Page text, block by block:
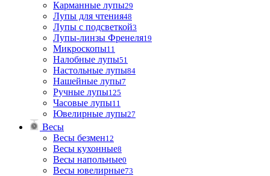
Карманные лупы29
Лупы для чтения48
Лупы с подсветкой3
Лупы-линзы Френеля19
Микроскопы11
Налобные лупы51
Настольные лупы84
Нашейные лупы7
Ручные лупы125
Часовые лупы11
Ювелирные лупы27
Весы
Весы безмен12
Весы кухонные8
Весы напольные0
Весы ювелирные73